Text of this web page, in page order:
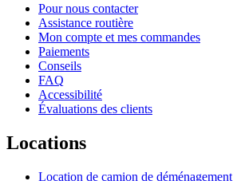
Pour nous contacter
Assistance routière
Mon compte et mes commandes
Paiements
Conseils
FAQ
Accessibilité
Évaluations des clients
Locations
Location de camion de déménagement